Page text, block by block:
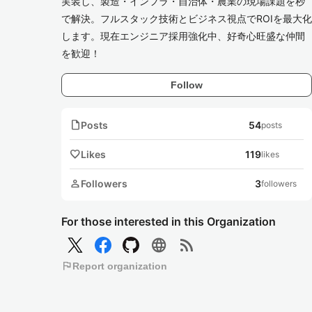
で解決。フルスタック技術とビジネス視点でROIを最大化
します。現在エンジニア採用強化中、好奇心旺盛な仲間
を歓迎！
Follow
notePosts 54posts
favoriteLikes 119likes
personFollowers 3followers
For those interested in this Organization
language rss_feed
flagReport organization